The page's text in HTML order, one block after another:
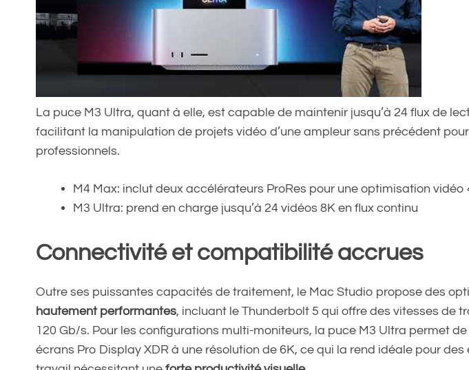
La puce M3 Ultra, quant à elle, est capable de maintenir jusqu’à 24 flux de
facilitant la manipulation de projets vidéo d’une ampleur sans précédent
professionnels.
M4 Max: inclut deux accélérateurs ProRes pour une optimisation vidéo
M3 Ultra: prend en charge jusqu’à 24 vidéos 8K en flux continu
Connectivité et compatibilité accrues
Outre ses puissantes capacités de traitement, le Mac Studio propose des
hautement performantes, incluant le Thunderbolt 5 qui offre des vitesses de
120 Gb/s. Pour les configurations multi-moniteurs, la puce M3 Ultra permet de
écrans Pro Display XDR à une résolution de 6K, ce qui la rend idéale pour